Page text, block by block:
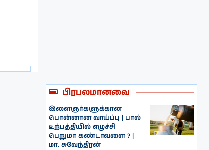
பிரபலமானவை
இளைஞர்களுக்கான
பொன்னான வாய்ப்பு | பால்
உற்பத்தியில் எழுச்சி
பெறுமா கண்டாவளை ? |
மா. சுவேந்திரன்